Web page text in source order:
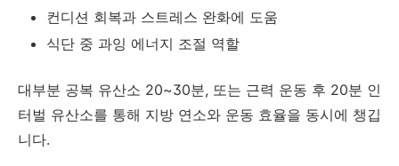
컨디션 회복과 스트레스 완화에 도움
식단 중 과잉 에너지 조절 역할
대부분 공복 유산소 20~30분, 또는 근력 운동 후 20분 인
터벌 유산소를 통해 지방 연소와 운동 효율을 동시에 챙깁
니다.